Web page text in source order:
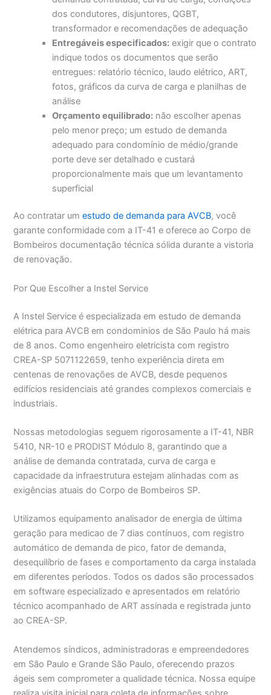
dos condutores, disjuntores, QGBT,
transformador e recomendações de adequação
Entregáveis especificados: exigir que o contrato
indique todos os documentos que serão
entregues: relatório técnico, laudo elétrico, ART,
fotos, gráficos da curva de carga e planilhas de
análise
Orçamento equilibrado: não escolher apenas
pelo menor preço; um estudo de demanda
adequado para condomínio de médio/grande
porte deve ser detalhado e custará
proporcionalmente mais que um levantamento
superficial
Ao contratar umestudo de demanda para AVCB, você
garante conformidade com a IT-41 e oferece ao Corpo de
Bombeiros documentação técnica sólida durante a vistoria
de renovação.
Por Que Escolher a Instel Service
A Instel Service é especializada em estudo de demanda
elétrica para AVCB em condominios de São Paulo há mais
de 8 anos. Como engenheiro eletricista com registro
CREA-SP 5071122659, tenho experiência direta em
centenas de renovações de AVCB, desde pequenos
edifícios residenciais até grandes complexos comerciais e
industriais.
Nossas metodologias seguem rigorosamente a IT-41, NBR
5410, NR-10 e PRODIST Módulo 8, garantindo que a
análise de demanda contratada, curva de carga e
capacidade da infraestrutura estejam alinhadas com as
exigências atuais do Corpo de Bombeiros SP.
Utilizamos equipamento analisador de energia de última
geração para medicao de 7 dias contínuos, com registro
automático de demanda de pico, fator de demanda,
desequilíbrio de fases e comportamento da carga instalada
em diferentes períodos. Todos os dados são processados
em software especializado e apresentados em relatório
técnico acompanhado de ART assinada e registrada junto
ao CREA-SP.
Atendemos síndicos, administradoras e empreendedores
em São Paulo e Grande São Paulo, oferecendo prazos
ágeis sem comprometer a qualidade técnica. Nossa equipe